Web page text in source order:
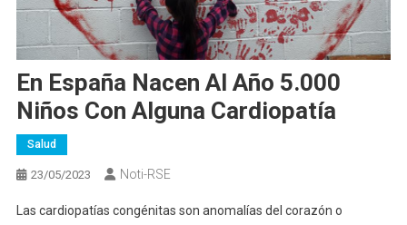
En España Nacen Al Año 5.000
Niños Con Alguna Cardiopatía
Salud
23/05/2023 Noti-RSE
Las cardiopatías congénitas son anomalías del corazón o